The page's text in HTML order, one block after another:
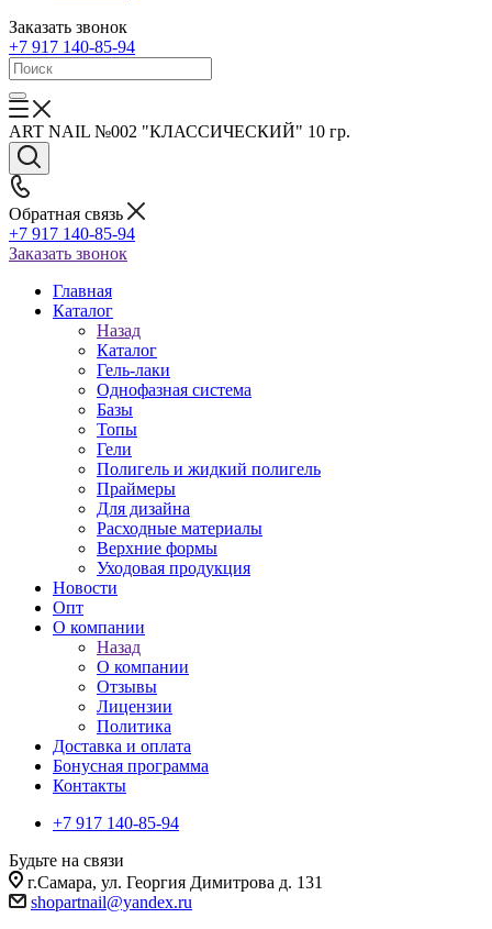
Заказать звонок
+7 917 140-85-94
ART NAIL №002 "КЛАССИЧЕСКИЙ" 10 гр.
Обратная связь
+7 917 140-85-94
Заказать звонок
Главная
Каталог
Назад
Каталог
Гель-лаки
Однофазная система
Базы
Топы
Гели
Полигель и жидкий полигель
Праймеры
Для дизайна
Расходные материалы
Верхние формы
Уходовая продукция
Новости
Опт
О компании
Назад
О компании
Отзывы
Лицензии
Политика
Доставка и оплата
Бонусная программа
Контакты
+7 917 140-85-94
Будьте на связи
г.Самара, ул. Георгия Димитрова д. 131
shopartnail@yandex.ru